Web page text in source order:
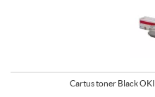
Cartus toner Black